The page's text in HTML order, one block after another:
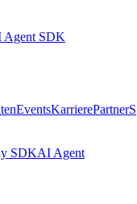
Agent SDK
EventsKarrierePartnerS
SDKAI Agent